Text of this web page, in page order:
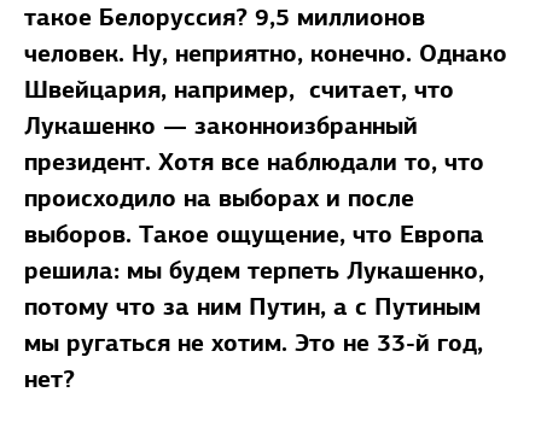
такое Белоруссия? 9,5 миллионов
человек. Ну, неприятно, конечно. Однако
Швейцария, например, считает, что
Лукашенко — законноизбранный
президент. Хотя все наблюдали то, что
происходило на выборах и после
выборов. Такое ощущение, что Европа
решила: мы будем терпеть Лукашенко,
потому что за ним Путин, а с Путиным
мы ругаться не хотим. Это не 33-й год,
нет?